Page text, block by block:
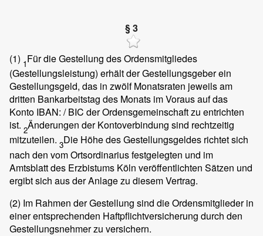
§ 3
(1) 1Für die Gestellung des Ordensmitgliedes
(Gestellungsleistung) erhält der Gestellungsgeber ein
Gestellungsgeld, das in zwölf Monatsraten jeweils am
dritten Bankarbeitstag des Monats im Voraus auf das
Konto IBAN: / BIC der Ordensgemeinschaft zu entrichten
ist. 2Änderungen der Kontoverbindung sind rechtzeitig
mitzuteilen. 3Die Höhe des Gestellungsgeldes richtet sich
nach den vom Ortsordinarius festgelegten und im
Amtsblatt des Erzbistums Köln veröffentlichten Sätzen und
ergibt sich aus der Anlage zu diesem Vertrag.
(2) Im Rahmen der Gestellung sind die Ordensmitglieder in
einer entsprechenden Haftpflichtversicherung durch den
Gestellungsnehmer zu versichern.